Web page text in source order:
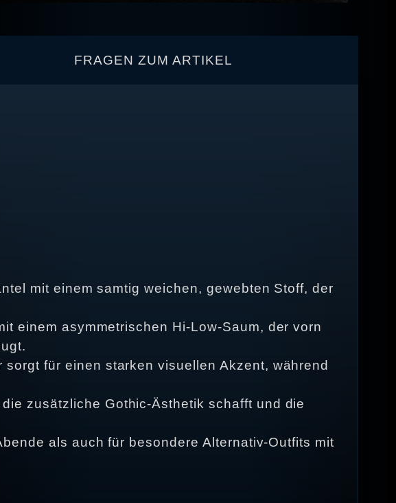
FRAGEN ZUM ARTIKEL
mit einem samtig weichen, gewebten Stoff, der
einem asymmetrischen Hi‑Low‑Saum, der vorn
für einen starken visuellen Akzent, während
zusätzliche Gothic‑Ästhetik schafft und die
als auch für besondere Alternativ‑Outfits mit